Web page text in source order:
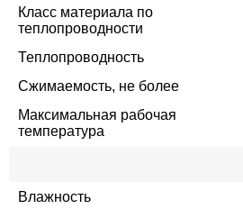
Класс материала по
теплопроводности
Теплопроводность
Сжимаемость, не более
Максимальная рабочая
температура
Влажность